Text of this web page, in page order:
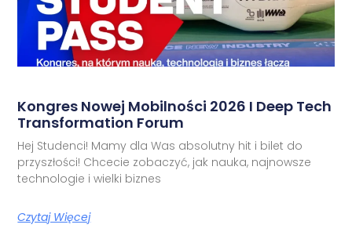
Kongres Nowej Mobilności 2026 I Deep Tech
Transformation Forum
Hej Studenci! Mamy dla Was absolutny hit i bilet do
przyszłości! Chcecie zobaczyć, jak nauka, najnowsze
technologie i wielki biznes
Czytaj Więcej